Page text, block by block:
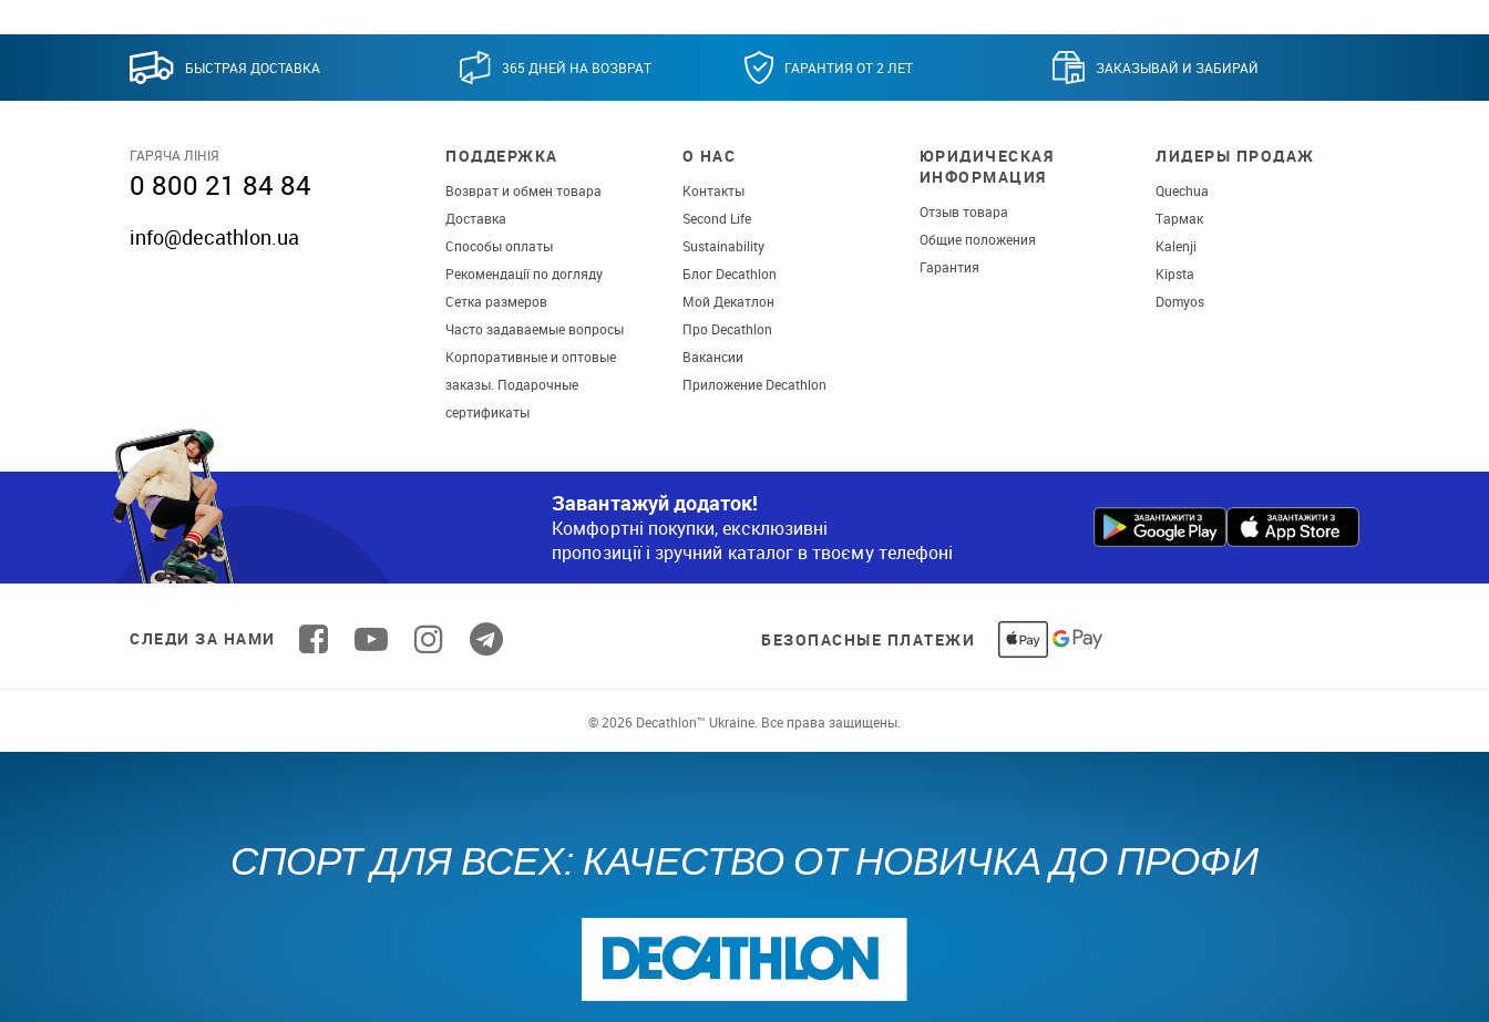
БЫСТРАЯ ДОСТАВКА 365 ДНЕЙ НА ВОЗВРАТ ГАРАНТИЯ ОТ 2 ЛЕТ ЗАКАЗЫВАЙ И ЗАБИРАЙ
ГАРЯЧА ЛІНІЯ
0 800 21 84 84
info@decathlon.ua
ПОДДЕРЖКА
Возврат и обмен товара
Доставка
Способы оплаты
Рекомендації по догляду
Сетка размеров
Часто задаваемые вопросы
Корпоративные и оптовые
заказы. Подарочные
сертификаты
О НАС
Контакты
Second Life
Sustainability
Блог Decathlon
Мой Декатлон
Про Decathlon
Вакансии
Приложение Decathlon
ЮРИДИЧЕСКАЯ
ИНФОРМАЦИЯ
Отзыв товара
Общие положения
Гарантия
ЛИДЕРЫ ПРОДАЖ
Quechua
Тармак
Kalenji
Kipsta
Domyos
Завантажуй додаток!
Комфортні покупки, ексклюзивні
пропозиції і зручний каталог в твоєму телефоні
СЛЕДИ ЗА НАМИ БЕЗОПАСНЫЕ ПЛАТЕЖИ
© 2026 Decathlon™ Ukraine. Все права защищены.
СПОРТ ДЛЯ ВСЕХ: КАЧЕСТВО ОТ НОВИЧКА ДО ПРОФИ